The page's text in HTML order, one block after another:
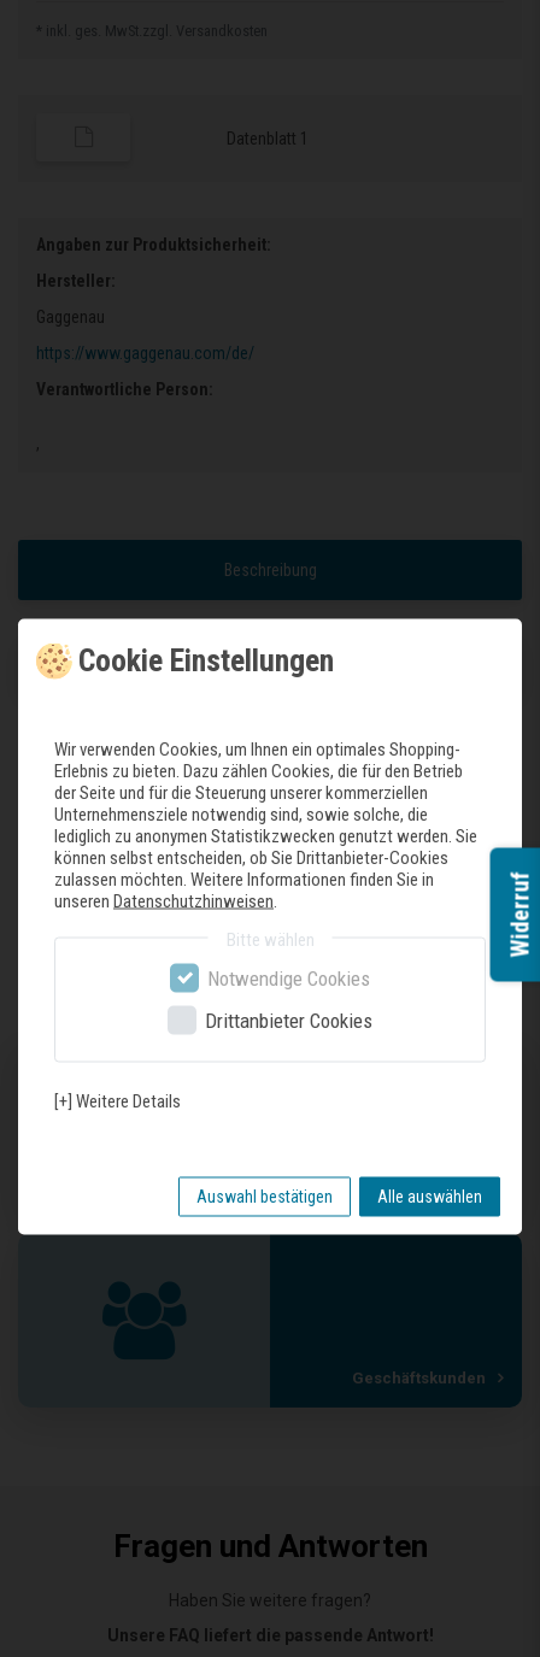
* inkl. ges. MwSt.zzgl. Versandkosten
Datenblatt 1
Angaben zur Produktsicherheit:
Hersteller:
Gaggenau
https://www.gaggenau.com/de/
Verantwortliche Person:
,
Beschreibung
Weitere Details
Dieser Artikel ist nur für bestimmte Geräte passend.
Daher lassen Sie bitte vor Ihrer Bestellung prüfen, ob der Artikel der
Richtige für Ihr Gerät ist.
Zuletzt gesehene Produkte
Geschäftskunden
Fragen und Antworten
Haben Sie weitere fragen?
Unsere FAQ liefert die passende Antwort!
Cookie Einstellungen
Wir verwenden Cookies, um Ihnen ein optimales Shopping-
Erlebnis zu bieten. Dazu zählen Cookies, die für den Betrieb
der Seite und für die Steuerung unserer kommerziellen
Unternehmensziele notwendig sind, sowie solche, die
lediglich zu anonymen Statistikzwecken genutzt werden. Sie
können selbst entscheiden, ob Sie Drittanbieter-Cookies
zulassen möchten. Weitere Informationen finden Sie in
unseren Datenschutzhinweisen
Bitte wählen
Notwendige Cookies
Drittanbieter Cookies
[+] Weitere Details
Auswahl bestätigen Alle auswählen
Widerruf